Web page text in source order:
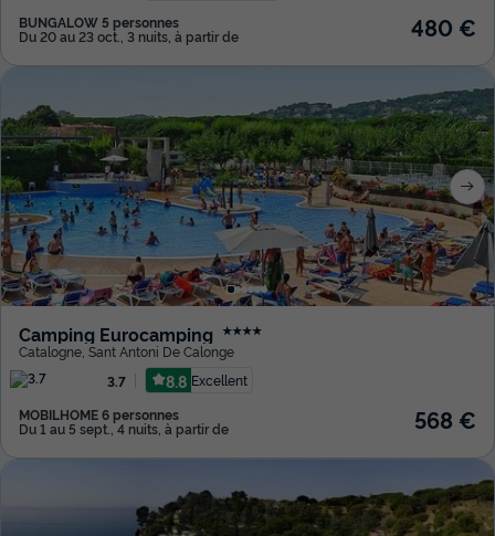
BUNGALOW 5 personnes
Du 20 au 23 oct., 3 nuits, à partir de 480 €
Camping Eurocamping ★★★★
Catalogne Sant Antoni De Calonge
3.7
8.8 Excellent
MOBILHOME 6 personnes
Du 1 au 5 sept., 4 nuits, à partir de 568 €